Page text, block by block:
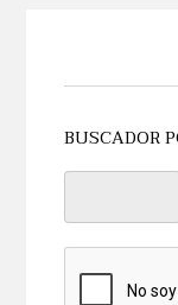
BUSCADOR